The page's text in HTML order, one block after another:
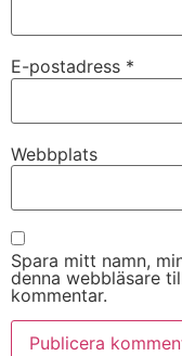
E-postadress *
Webbplats
Spara mitt namn,
denna webbläsare
kommentar.
Dessa kakor
välja bort. De
att hemsidan
över huvud
taget ska